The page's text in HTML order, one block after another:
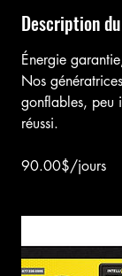
Description
Énergie
Nos
gonflables, peu
réussi.
90.00$/jours